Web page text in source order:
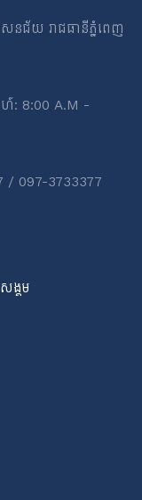
នជ័យ រាជធានីភ្នំពេញ
ហ៍: 8:00 A.M -
/ 097-3733377
ង្គម